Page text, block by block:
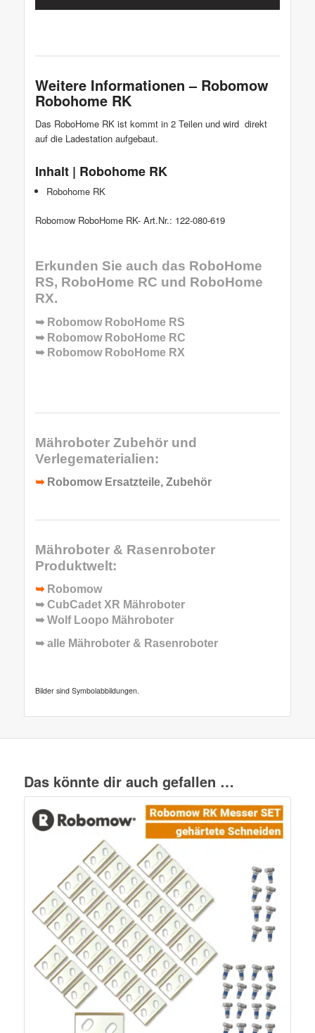
Weitere Informationen – Robomow
Robohome RK
Das RoboHome RK ist kommt in 2 Teilen und wird direkt
auf die Ladestation aufgebaut.
Inhalt | Robohome RK
Robohome RK
Robomow RoboHome RK- Art.Nr.: 122-080-619
Erkunden Sie auch das RoboHome
RS, RoboHome RC und RoboHome
RX.
➥ Robomow RoboHome RS
➥ Robomow RoboHome RC
➥ Robomow RoboHome RX
Mähroboter Zubehör und
Verlegematerialien:
➥ Robomow Ersatzteile, Zubehör
Mähroboter & Rasenroboter
Produktwelt:
➥ Robomow
➥ CubCadet XR Mähroboter
➥ Wolf Loopo Mähroboter
➥ alle Mähroboter & Rasenroboter
Bilder sind Symbolabbildungen.
Das könnte dir auch gefallen …